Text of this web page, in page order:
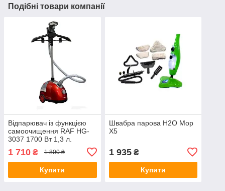
Подібні товари компанії
Відпарювач із функцією
самоочищення RAF HG-
3037 1700 Вт 1,3 л.
1 710 ₴ 1 800 ₴
Купити
Швабра парова Н2О Mop
X5
1 935₴
Купити